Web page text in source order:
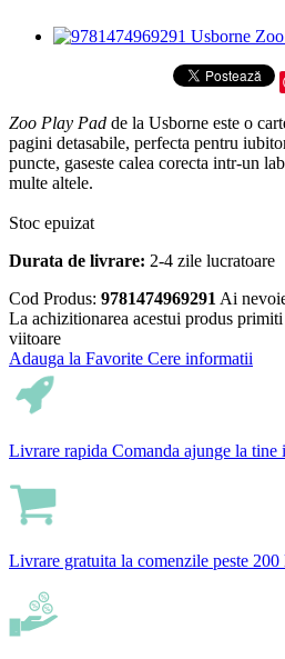
Zoo Play Pad de la Usborne este o
pagini detasabile, perfecta pentru
puncte, gaseste calea corecta intr-un
multe altele.
Stoc epuizat
Durata de livrare: 2-4 zile lucratoare
Cod Produs: 9781474969291 Ai
La achizitionarea acestui produs primiti
viitoare
Adauga la Favorite Cere informatii
Livrare rapida Comanda ajunge la tine
Livrare gratuita la comenzile peste